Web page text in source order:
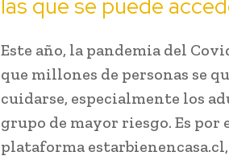
las que se puede
Este año, la pandemia del
que millones de personas se
cuidarse, especialmente los
grupo de mayor riesgo. Es por
plataforma